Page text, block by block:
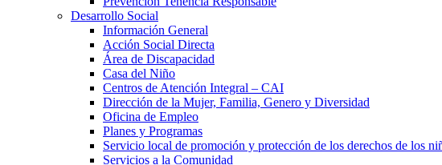
Desarrollo Social
Información General
Acción Social Directa
Área de Discapacidad
Casa del Niño
Centros de Atención Integral – CAI
Dirección de la Mujer, Familia, Genero y Diversidad
Oficina de Empleo
Planes y Programas
Servicio local de promoción y protección de los derechos de los
Servicios a la Comunidad